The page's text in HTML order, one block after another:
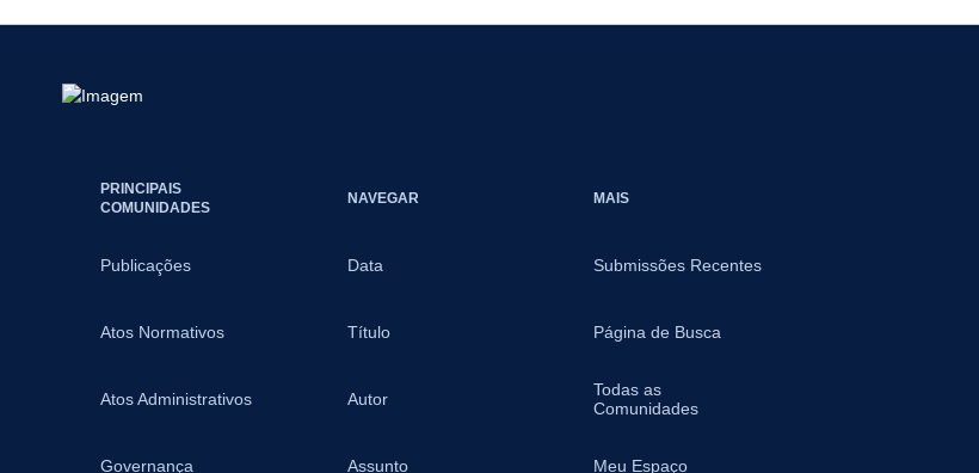
PRINCIPAIS
COMUNIDADES
Publicações
Atos Normativos
Atos Administrativos
Governança
NAVEGAR
Data
Título
Autor
Assunto
MAIS
Submissões Recentes
Página de Busca
Todas as
Comunidades
Meu Espaço